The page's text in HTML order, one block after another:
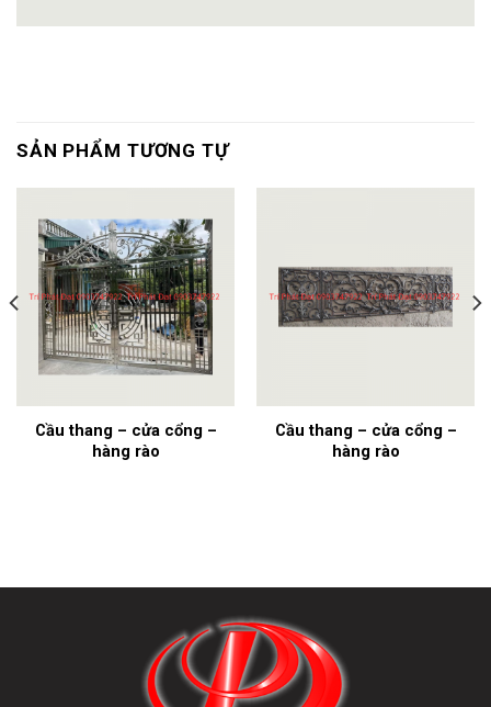
SẢN PHẨM TƯƠNG TỰ
Cầu thang – cửa cổng –
hàng rào
Cầu thang – cửa cổng –
hàng rào